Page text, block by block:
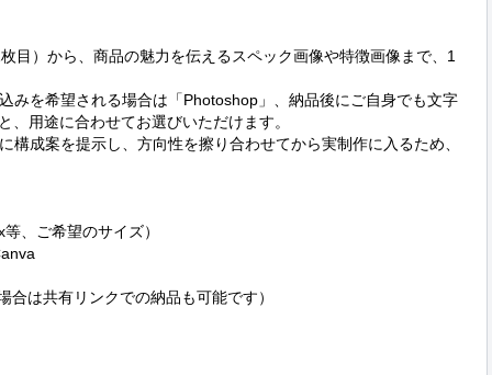
目）から、商品の魅力を伝えるスペック画像や特徴画像まで、1
みを希望される場合は「Photoshop」、納品後にご自身でも文字
用途に合わせてお選びいただけます。
構成案を提示し、方向性を擦り合わせてから実制作に入るため、
、ご希望のサイズ）
は共有リンクでの納品も可能です）